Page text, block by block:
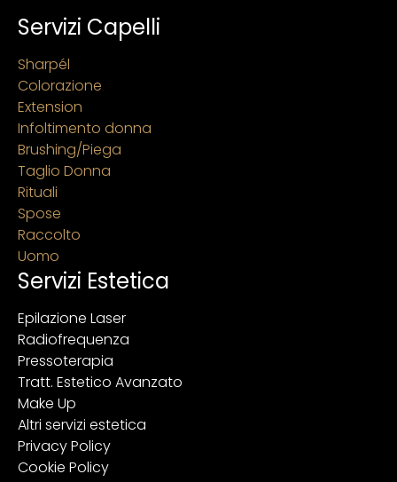
Servizi Capelli
Sharpél
Colorazione
Extension
Infoltimento donna
Brushing/Piega
Taglio Donna
Rituali
Spose
Raccolto
Uomo
Servizi Estetica
Epilazione Laser
Radiofrequenza
Pressoterapia
Tratt. Estetico Avanzato
Make Up
Altri servizi estetica
Privacy Policy
Cookie Policy